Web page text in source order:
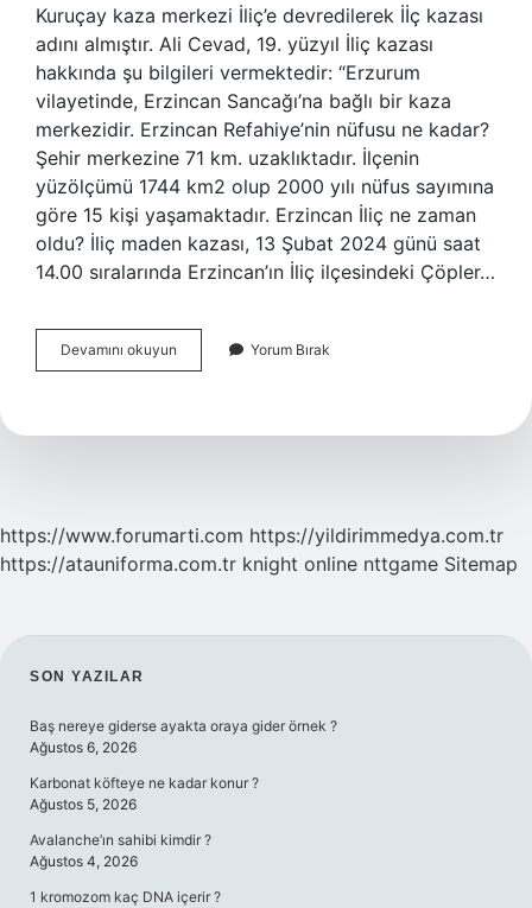
Kuruçay kaza merkezi İliç’e devredilerek İİç kazası
adını almıştır. Ali Cevad, 19. yüzyıl İliç kazası
hakkında şu bilgileri vermektedir: “Erzurum
vilayetinde, Erzincan Sancağı’na bağlı bir kaza
merkezidir. Erzincan Refahiye’nin nüfusu ne kadar?
Şehir merkezine 71 km. uzaklıktadır. İlçenin
yüzölçümü 1744 km2 olup 2000 yılı nüfus sayımına
göre 15 kişi yaşamaktadır. Erzincan İliç ne zaman
oldu? İliç maden kazası, 13 Şubat 2024 günü saat
14.00 sıralarında Erzincan’ın İliç ilçesindeki Çöpler…
Devamını okuyun Erzincanın
Iliç
Ne
Yorum Bırak
https://www.forumarti.com https://yildirimmedya.com.tr
https://atauniforma.com.tr knight online nttgame Sitemap
SIDEBAR
SON YAZILAR
Baş nereye giderse ayakta oraya gider örnek ?
Ağustos 6, 2026
Karbonat köfteye ne kadar konur ?
Ağustos 5, 2026
Avalanche’ın sahibi kimdir ?
Ağustos 4, 2026
1 kromozom kaç DNA içerir ?